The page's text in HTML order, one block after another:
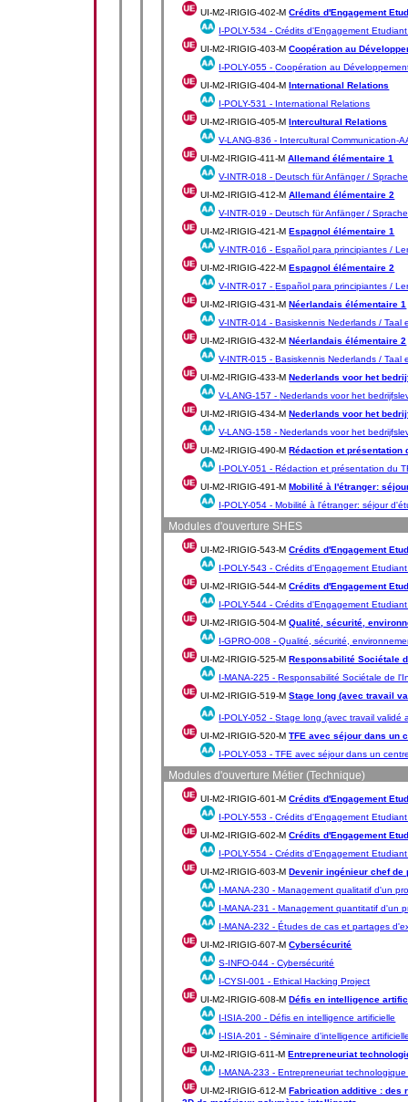
UI-M2-IRIGIG-402-MCrédits d'Engagement
I-POLY-534 -Crédits d'Engagement
UI-M2-IRIGIG-403-MCoopération au
I-POLY-055 -Coopération au
UI-M2-IRIGIG-404-MInternational Relations
I-POLY-531 - International Relations
UI-M2-IRIGIG-405-MIntercultural Relations
V-LANG-836 - Intercultural Communication-
UI-M2-IRIGIG-411-MAllemand élémentaire 1
V-INTR-018 -Deutsch für Anfänger /
UI-M2-IRIGIG-412-MAllemand élémentaire 2
V-INTR-019 -Deutsch für Anfänger /
UI-M2-IRIGIG-421-MEspagnol élémentaire 1
V-INTR-016 -Español para principiantes /
UI-M2-IRIGIG-422-MEspagnol élémentaire 2
V-INTR-017 -Español para principiantes /
UI-M2-IRIGIG-431-MNéerlandais élémentaire 1
V-INTR-014 -Basiskennis Nederlands / Taal
UI-M2-IRIGIG-432-MNéerlandais élémentaire 2
V-INTR-015 -Basiskennis Nederlands / Taal
UI-M2-IRIGIG-433-MNederlands voor het
V-LANG-157 -Nederlands voor het
UI-M2-IRIGIG-434-MNederlands voor het
V-LANG-158 -Nederlands voor het
UI-M2-IRIGIG-490-MRédaction et présentation
I-POLY-051 -Rédaction et présentation du
UI-M2-IRIGIG-491-MMobilité à l'étranger:
I-POLY-054 -Mobilité à l'étranger: séjour
Modules d'ouverture SHES
UI-M2-IRIGIG-543-MCrédits d'Engagement
I-POLY-543 -Crédits d'Engagement
UI-M2-IRIGIG-544-MCrédits d'Engagement
I-POLY-544 -Crédits d'Engagement
UI-M2-IRIGIG-504-MQualité, sécurité,
I-GPRO-008 -Qualité, sécurité,
UI-M2-IRIGIG-525-MResponsabilité Sociétale
I-MANA-225 -Responsabilité Sociétale de
UI-M2-IRIGIG-519-MStage long (avec travail
I-POLY-052 -Stage long (avec travail validé
UI-M2-IRIGIG-520-MTFE avec séjour dans un
I-POLY-053 -TFE avec séjour dans un
Modules d'ouverture Métier (Technique)
UI-M2-IRIGIG-601-MCrédits d'Engagement
I-POLY-553 -Crédits d'Engagement
UI-M2-IRIGIG-602-MCrédits d'Engagement
I-POLY-554 -Crédits d'Engagement
UI-M2-IRIGIG-603-MDevenir ingénieur chef de
I-MANA-230 -Management qualitatif d'un
I-MANA-231 -Management quantitatif d'un
I-MANA-232 -Études de cas et partages
UI-M2-IRIGIG-607-MCybersécurité
S-INFO-044 -Cybersécurité
I-CYSI-001 -Ethical Hacking Project
UI-M2-IRIGIG-608-MDéfis en intelligence
I-ISIA-200 -Défis en intelligence artificielle
I-ISIA-201 -Séminaire d'intelligence
UI-M2-IRIGIG-611-MEntrepreneuriat
I-MANA-233 -Entrepreneuriat
UI-M2-IRIGIG-612-MFabrication additive : des